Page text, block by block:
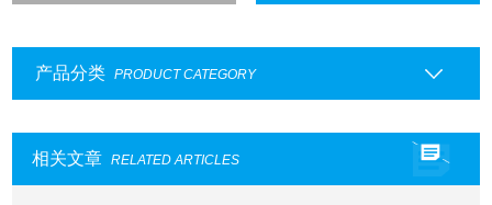
产品分类 PRODUCT CATEGORY
相关文章 RELATED ARTICLES